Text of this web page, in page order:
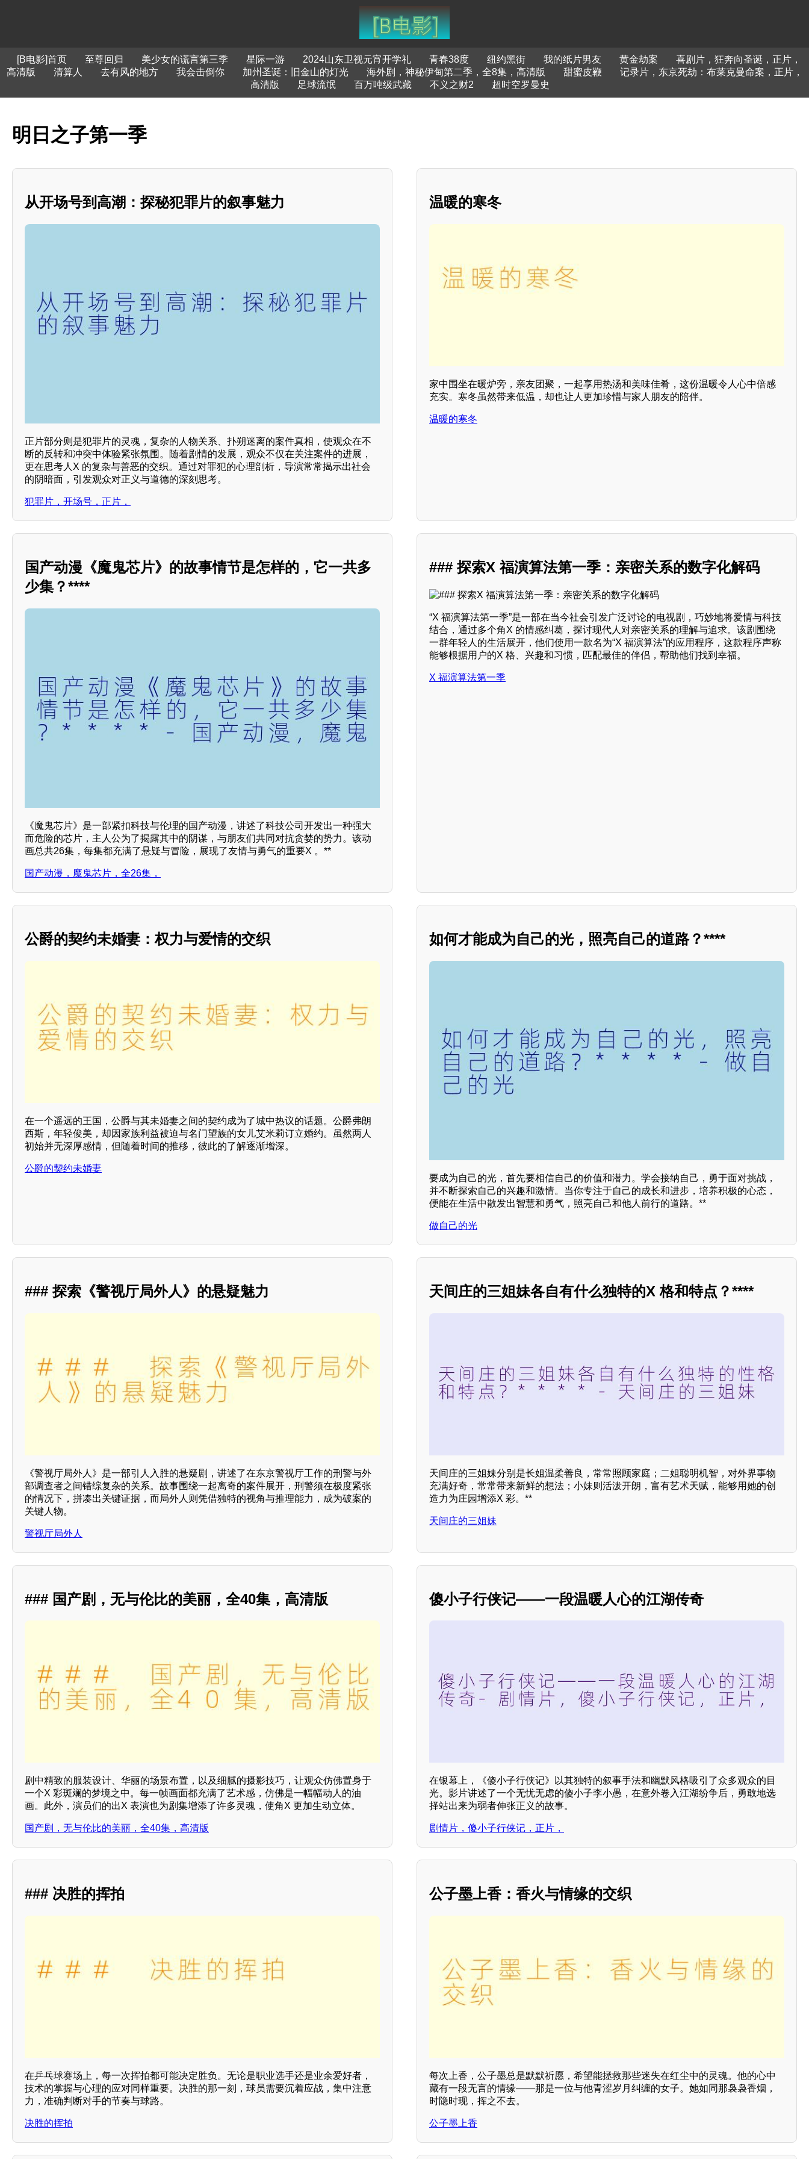
[B电影]首页 至尊回归 美少女的谎言第三季 星际一游 2024山东卫视元宵开学礼 青春38度 纽约黑街 我的纸片男友 黄金劫案
喜剧片，狂奔向圣诞，正片，
高清版
清算人 去有风的地方 我会击倒你 加州圣诞：旧金山的灯光 海外剧，神秘伊甸第二季，全8集，高清版 甜蜜皮鞭
记录片，东京死劫：布莱克曼命案，正片，
高清版
足球流氓 百万吨级武藏 不义之财2 超时空罗曼史
明日之子第一季
从开场号到高潮：探秘犯罪片的叙事魅力
正片部分则是犯罪片的灵魂，复杂的人物关系、扑朔迷离的案件真相，使观众在不
断的反转和冲突中体验紧张氛围。随着剧情的发展，观众不仅在关注案件的进展，
更在思考人X 的复杂与善恶的交织。通过对罪犯的心理剖析，导演常常揭示出社会
的阴暗面，引发观众对正义与道德的深刻思考。
犯罪片，开场号，正片，
温暖的寒冬
家中围坐在暖炉旁，亲友团聚，一起享用热汤和美味佳肴，这份温暖令人心中倍感
充实。寒冬虽然带来低温，却也让人更加珍惜与家人朋友的陪伴。
温暖的寒冬
国产动漫《魔鬼芯片》的故事情节是怎样的，它一共多
少集？****
《魔鬼芯片》是一部紧扣科技与伦理的国产动漫，讲述了科技公司开发出一种强大
而危险的芯片，主人公为了揭露其中的阴谋，与朋友们共同对抗贪婪的势力。该动
画总共26集，每集都充满了悬疑与冒险，展现了友情与勇气的重要X 。**
国产动漫，魔鬼芯片，全26集，
### 探索X 福演算法第一季：亲密关系的数字化解码
“X 福演算法第一季”是一部在当今社会引发广泛讨论的电视剧，巧妙地将爱情与科技
结合，通过多个角X 的情感纠葛，探讨现代人对亲密关系的理解与追求。该剧围绕
一群年轻人的生活展开，他们使用一款名为“X 福演算法”的应用程序，这款程序声称
能够根据用户的X 格、兴趣和习惯，匹配最佳的伴侣，帮助他们找到幸福。
X 福演算法第一季
公爵的契约未婚妻：权力与爱情的交织
在一个遥远的王国，公爵与其未婚妻之间的契约成为了城中热议的话题。公爵弗朗
西斯，年轻俊美，却因家族利益被迫与名门望族的女儿艾米莉订立婚约。虽然两人
初始并无深厚感情，但随着时间的推移，彼此的了解逐渐增深。
公爵的契约未婚妻
如何才能成为自己的光，照亮自己的道路？****
要成为自己的光，首先要相信自己的价值和潜力。学会接纳自己，勇于面对挑战，
并不断探索自己的兴趣和激情。当你专注于自己的成长和进步，培养积极的心态，
便能在生活中散发出智慧和勇气，照亮自己和他人前行的道路。**
做自己的光
### 探索《警视厅局外人》的悬疑魅力
《警视厅局外人》是一部引人入胜的悬疑剧，讲述了在东京警视厅工作的刑警与外
部调查者之间错综复杂的关系。故事围绕一起离奇的案件展开，刑警须在极度紧张
的情况下，拼凑出关键证据，而局外人则凭借独特的视角与推理能力，成为破案的
关键人物。
警视厅局外人
天间庄的三姐妹各自有什么独特的X 格和特点？****
天间庄的三姐妹分别是长姐温柔善良，常常照顾家庭；二姐聪明机智，对外界事物
充满好奇，常常带来新鲜的想法；小妹则活泼开朗，富有艺术天赋，能够用她的创
造力为庄园增添X 彩。**
天间庄的三姐妹
### 国产剧，无与伦比的美丽，全40集，高清版
剧中精致的服装设计、华丽的场景布置，以及细腻的摄影技巧，让观众仿佛置身于
一个X 彩斑斓的梦境之中。每一帧画面都充满了艺术感，仿佛是一幅幅动人的油
画。此外，演员们的出X 表演也为剧集增添了许多灵魂，使角X 更加生动立体。
国产剧，无与伦比的美丽，全40集，高清版
傻小子行侠记——一段温暖人心的江湖传奇
在银幕上，《傻小子行侠记》以其独特的叙事手法和幽默风格吸引了众多观众的目
光。影片讲述了一个无忧无虑的傻小子李小愚，在意外卷入江湖纷争后，勇敢地选
择站出来为弱者伸张正义的故事。
剧情片，傻小子行侠记，正片，
### 决胜的挥拍
在乒乓球赛场上，每一次挥拍都可能决定胜负。无论是职业选手还是业余爱好者，
技术的掌握与心理的应对同样重要。决胜的那一刻，球员需要沉着应战，集中注意
力，准确判断对手的节奏与球路。
决胜的挥拍
公子墨上香：香火与情缘的交织
每次上香，公子墨总是默默祈愿，希望能拯救那些迷失在红尘中的灵魂。他的心中
藏有一段无言的情缘——那是一位与他青涩岁月纠缠的女子。她如同那袅袅香烟，
时隐时现，挥之不去。
公子墨上香